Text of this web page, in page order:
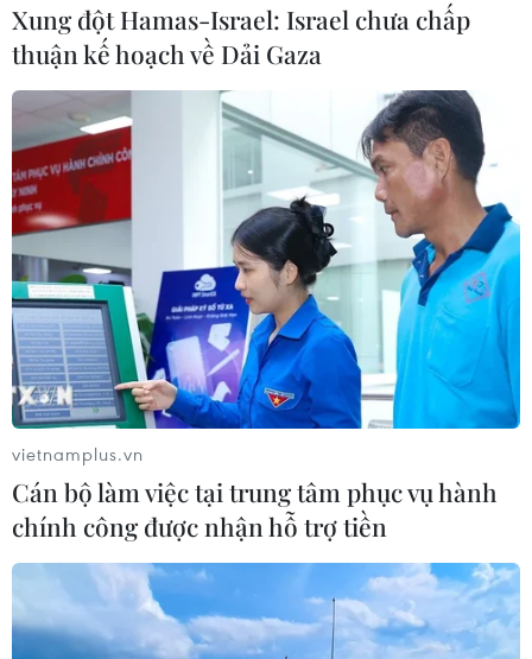
#Tập trận đa phương
#Bộ Quốc phòng Singapore
#Siêu lá chắn Garuda
#Hải quân Singapore
Singapore
Theo dõi VietnamPlus
Xung đột Hamas-Israel: Israel chưa chấp
thuận kế hoạch về Dải Gaza
vietnamplus.vn
Cán bộ làm việc tại trung tâm phục vụ hành
chính công được nhận hỗ trợ tiền